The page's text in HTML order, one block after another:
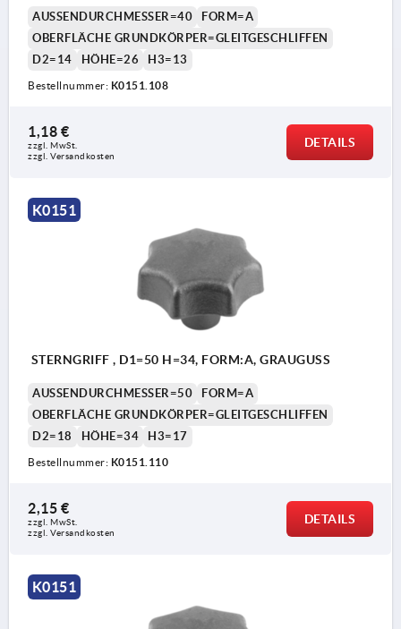
AUSSENDURCHMESSER=40
FORM=A
OBERFLÄCHE GRUNDKÖRPER=GLEITGESCHLIFFEN
D2=14
HÖHE=26 H3=13
Bestellnummer: K0151.108
1,18 €
zzgl. MwSt.
zzgl. Versandkosten
DETAILS
K0151
STERNGRIFF , D1=50 H=34, FORM:A, GRAUGUSS
AUSSENDURCHMESSER=50
FORM=A
OBERFLÄCHE GRUNDKÖRPER=GLEITGESCHLIFFEN
D2=18
HÖHE=34 H3=17
Bestellnummer: K0151.110
2,15 €
zzgl. MwSt.
zzgl. Versandkosten
DETAILS
K0151